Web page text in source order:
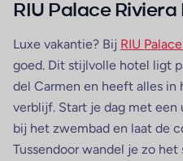
RIU Palace
Luxe vakantie? Bij RIU
goed. Dit stijlvolle hotel ligt
del Carmen en heeft alles in
verblijf. Start je dag met
bij het zwembad en laat de
Tussendoor wandel je zo